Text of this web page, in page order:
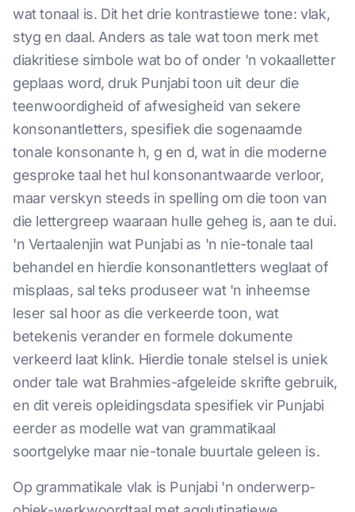
wat tonaal is. Dit het drie kontrastiewe tone: vlak,
styg en daal. Anders as tale wat toon merk met
diakritiese simbole wat bo of onder 'n vokaalletter
geplaas word, druk Punjabi toon uit deur die
teenwoordigheid of afwesigheid van sekere
konsonantletters, spesifiek die sogenaamde
tonale konsonante h, g en d, wat in die moderne
gesproke taal het hul konsonantwaarde verloor,
maar verskyn steeds in spelling om die toon van
die lettergreep waaraan hulle geheg is, aan te dui.
'n Vertaalenjin wat Punjabi as 'n nie-tonale taal
behandel en hierdie konsonantletters weglaat of
misplaas, sal teks produseer wat 'n inheemse
leser sal hoor as die verkeerde toon, wat
betekenis verander en formele dokumente
verkeerd laat klink. Hierdie tonale stelsel is uniek
onder tale wat Brahmies-afgeleide skrifte gebruik,
en dit vereis opleidingsdata spesifiek vir Punjabi
eerder as modelle wat van grammatikaal
soortgelyke maar nie-tonale buurtale geleen is.
Op grammatikale vlak is Punjabi 'n onderwerp-